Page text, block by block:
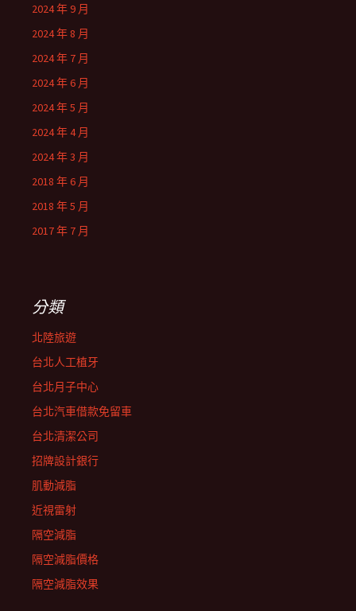
2024 年 9 月
2024 年 8 月
2024 年 7 月
2024 年 6 月
2024 年 5 月
2024 年 4 月
2024 年 3 月
2018 年 6 月
2018 年 5 月
2017 年 7 月
分類
北陸旅遊
台北人工植牙
台北月子中心
台北汽車借款免留車
台北清潔公司
招牌設計銀行
肌動減脂
近視雷射
隔空減脂
隔空減脂價格
隔空減脂效果